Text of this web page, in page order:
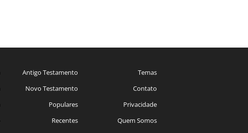
Antigo Testamento
Novo Testamento
Populares
Recentes
Temas
Contato
Privacidade
Quem Somos